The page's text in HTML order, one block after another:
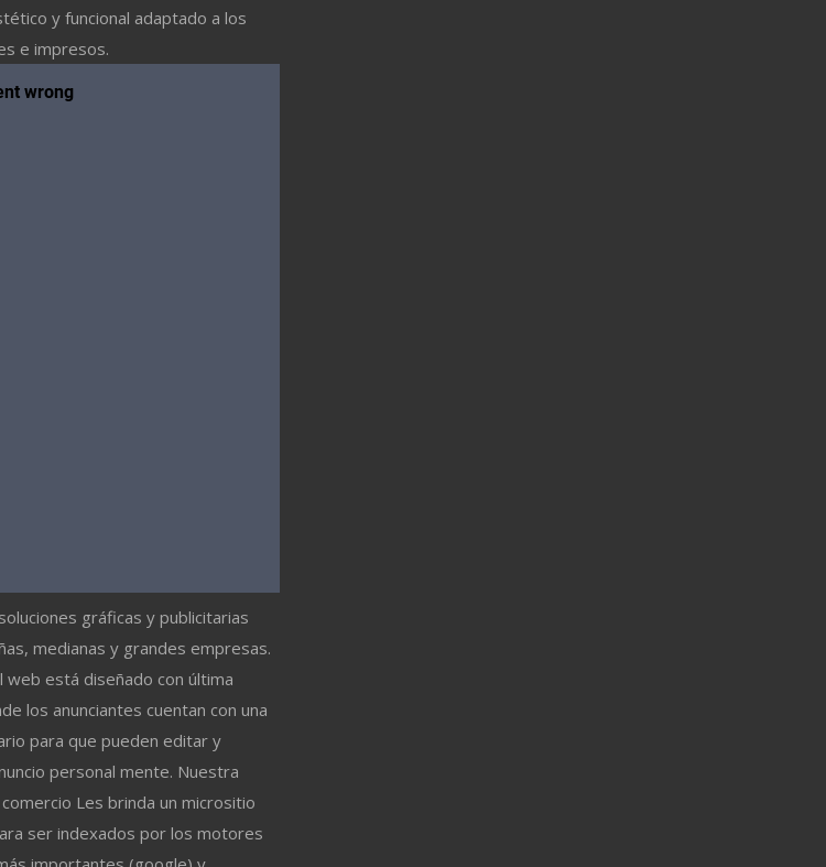
y funcional adaptado a los
e impresos.
gráficas y publicitarias
medianas y grandes empresas.
está diseñado con última
los anunciantes cuentan con una
para que pueden editar y
personal mente. Nuestra
Les brinda un micrositio
ser indexados por los motores